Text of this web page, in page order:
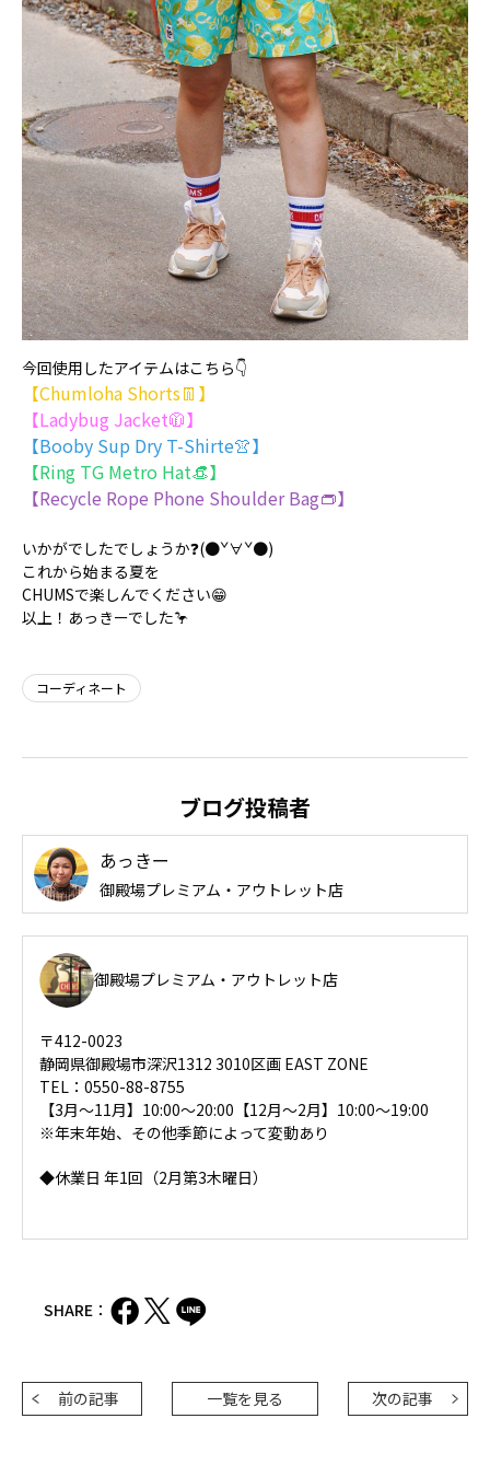
今回使用したアイテムはこちら👇
【Chumloha Shorts👖】
【Ladybug Jacket🧥】
【Booby Sup Dry T-Shirte👚】
【Ring TG Metro Hat👒】
【Recycle Rope Phone Shoulder Bag👝】
いかがでしたでしょうか❓(●ˇ∀ˇ●)
これから始まる夏を
CHUMSで楽しんでください😁
以上！あっきーでした🦩
コーディネート
ブログ投稿者
あっきー
御殿場プレミアム・アウトレット店
御殿場プレミアム・アウトレット店
〒412-0023
静岡県御殿場市深沢1312 3010区画 EAST ZONE
TEL：0550-88-8755
【3月～11月】10:00～20:00【12月～2月】10:00～19:00
※年末年始、その他季節によって変動あり
◆休業日 年1回（2月第3木曜日）
SHARE：
前の記事 一覧を見る 次の記事